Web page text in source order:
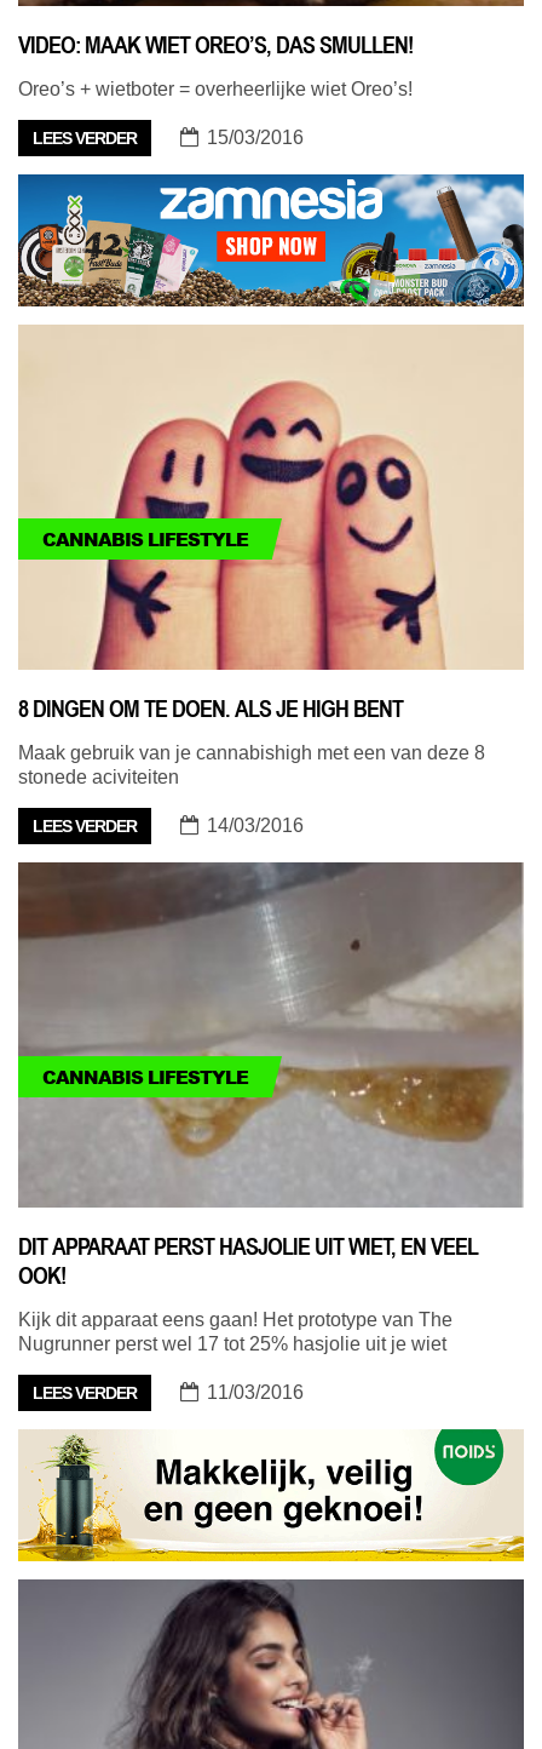
VIDEO: MAAK WIET OREO’S, DAS SMULLEN!
Oreo’s + wietboter = overheerlijke wiet Oreo’s!
LEES VERDER 15/03/2016
CANNABIS LIFESTYLE
8 DINGEN OM TE DOEN. ALS JE HIGH BENT
Maak gebruik van je cannabishigh met een van deze 8
stonede aciviteiten
LEES VERDER 14/03/2016
CANNABIS LIFESTYLE
DIT APPARAAT PERST HASJOLIE UIT WIET, EN VEEL
OOK!
Kijk dit apparaat eens gaan! Het prototype van The
Nugrunner perst wel 17 tot 25% hasjolie uit je wiet
LEES VERDER 11/03/2016